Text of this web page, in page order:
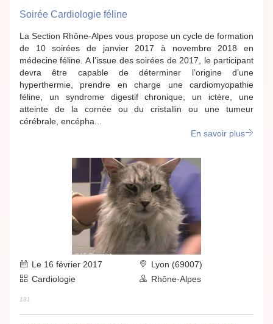
Soirée Cardiologie féline
La Section Rhône-Alpes vous propose un cycle de formation
de 10 soirées de janvier 2017 à novembre 2018 en
médecine féline. A l’issue des soirées de 2017, le participant
devra être capable de déterminer l’origine d’une
hyperthermie, prendre en charge une cardiomyopathie
féline, un syndrome digestif chronique, un ictère, une
atteinte de la cornée ou du cristallin ou une tumeur
cérébrale, encépha...
En savoir plus
Le 16 février 2017
Lyon (69007)
Cardiologie
Rhône-Alpes
181